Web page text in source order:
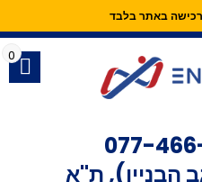
באתר בלבד
077-
0